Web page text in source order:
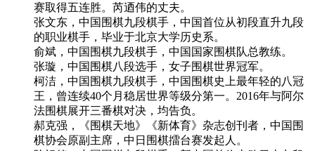
赛取得五连胜。芮迺伟的丈夫。
张文东，中国围棋九段棋手，中国首位从初段直升九段
的职业棋手，毕业于北京大学历史系。
俞斌，中国围棋九段棋手，中国国家围棋队总教练。
张璇，中国围棋八段选手，女子围棋世界冠军。
柯洁，中国围棋九段棋手，中国围棋史上最年轻的八冠
王，曾连续40个月稳居世界等级分第一。2016年与阿尔
法围棋展开三番棋对决，均告负。
郝克强，《围棋天地》《新体育》杂志创刊者，中国围
棋协会原副主席，中日围棋擂台赛发起人。